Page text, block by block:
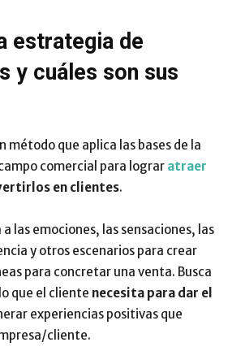
estrategia de
y cuáles son sus
método que aplica las bases de la
comercial para lograr atraer
en clientes.
las emociones, las sensaciones, las
y otros escenarios para crear
para concretar una venta. Busca
que el cliente necesita para dar el
experiencias positivas que
cliente.